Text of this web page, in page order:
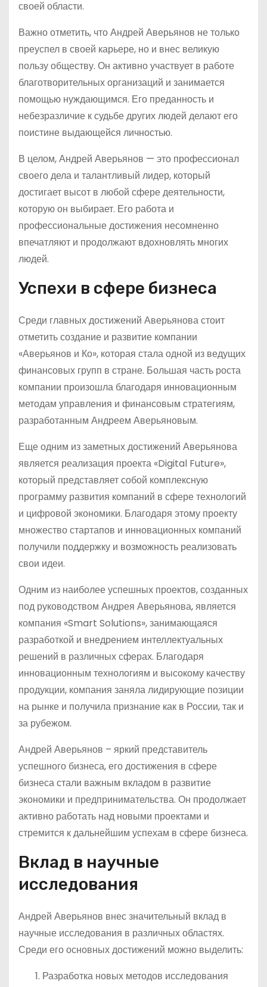
своей области.
Важно отметить, что Андрей Аверьянов не только
преуспел в своей карьере, но и внес великую
пользу обществу. Он активно участвует в работе
благотворительных организаций и занимается
помощью нуждающимся. Его преданность и
небезразличие к судьбе других людей делают его
поистине выдающейся личностью.
В целом, Андрей Аверьянов — это профессионал
своего дела и талантливый лидер, который
достигает высот в любой сфере деятельности,
которую он выбирает. Его работа и
профессиональные достижения несомненно
впечатляют и продолжают вдохновлять многих
людей.
Успехи в сфере бизнеса
Среди главных достижений Аверьянова стоит
отметить создание и развитие компании
«Аверьянов и Ко», которая стала одной из ведущих
финансовых групп в стране. Большая часть роста
компании произошла благодаря инновационным
методам управления и финансовым стратегиям,
разработанным Андреем Аверьяновым.
Еще одним из заметных достижений Аверьянова
является реализация проекта «Digital Future»,
который представляет собой комплексную
программу развития компаний в сфере технологий
и цифровой экономики. Благодаря этому проекту
множество стартапов и инновационных компаний
получили поддержку и возможность реализовать
свои идеи.
Одним из наиболее успешных проектов, созданных
под руководством Андрея Аверьянова, является
компания «Smart Solutions», занимающаяся
разработкой и внедрением интеллектуальных
решений в различных сферах. Благодаря
инновационным технологиям и высокому качеству
продукции, компания заняла лидирующие позиции
на рынке и получила признание как в России, так и
за рубежом.
Андрей Аверьянов – яркий представитель
успешного бизнеса, его достижения в сфере
бизнеса стали важным вкладом в развитие
экономики и предпринимательства. Он продолжает
активно работать над новыми проектами и
стремится к дальнейшим успехам в сфере бизнеса.
Вклад в научные
исследования
Андрей Аверьянов внес значительный вклад в
научные исследования в различных областях.
Среди его основных достижений можно выделить:
Разработка новых методов исследования